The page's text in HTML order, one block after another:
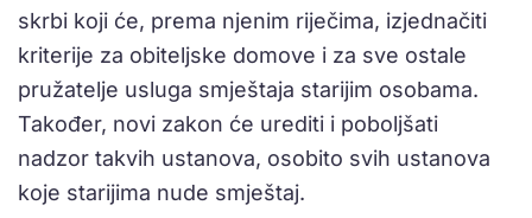
skrbi koji će, prema njenim riječima, izjednačiti
kriterije za obiteljske domove i za sve ostale
pružatelje usluga smještaja starijim osobama.
Također, novi zakon će urediti i poboljšati
nadzor takvih ustanova, osobito svih ustanova
koje starijima nude smještaj.